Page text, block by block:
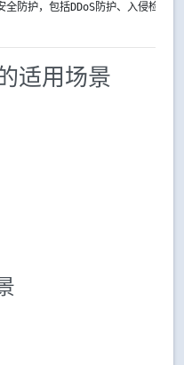
防护，包括DDoS防护、入侵检测等
适用场景